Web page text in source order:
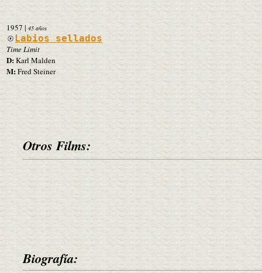
1957 | 45 años
Labios sellados
Time Limit
D:Karl Malden
M:Fred Steiner
Otros Films:
Biografía: